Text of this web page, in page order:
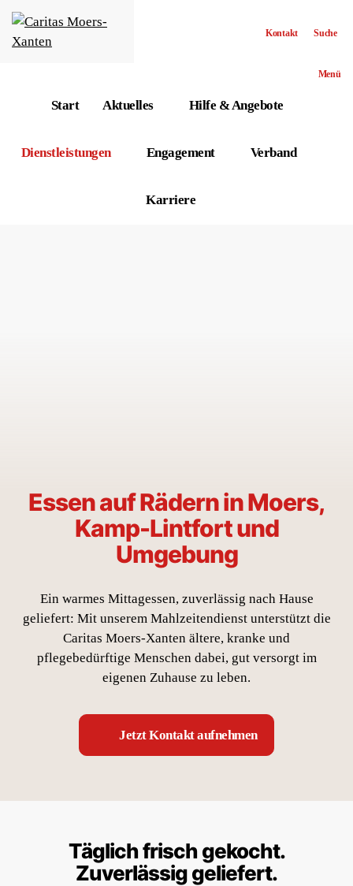
Menü
Start Aktuelles Hilfe & Angebote
Dienstleistungen Engagement Verband
Karriere
Kontakt Suche
Essen auf Rädern in Moers,
Kamp-Lintfort und
Umgebung
Ein warmes Mittagessen, zuverlässig nach Hause
geliefert: Mit unserem Mahlzeitendienst unterstützt die
Caritas Moers-Xanten ältere, kranke und
pflegebedürftige Menschen dabei, gut versorgt im
eigenen Zuhause zu leben.
Jetzt Kontakt aufnehmen
Täglich frisch gekocht.
Zuverlässig geliefert.